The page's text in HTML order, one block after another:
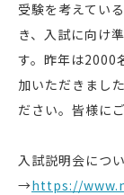
受験を考えてい
き、入試に向け
す。昨年は2000
加いただきまし
ださい。皆様に
入試説明会につ
→https://